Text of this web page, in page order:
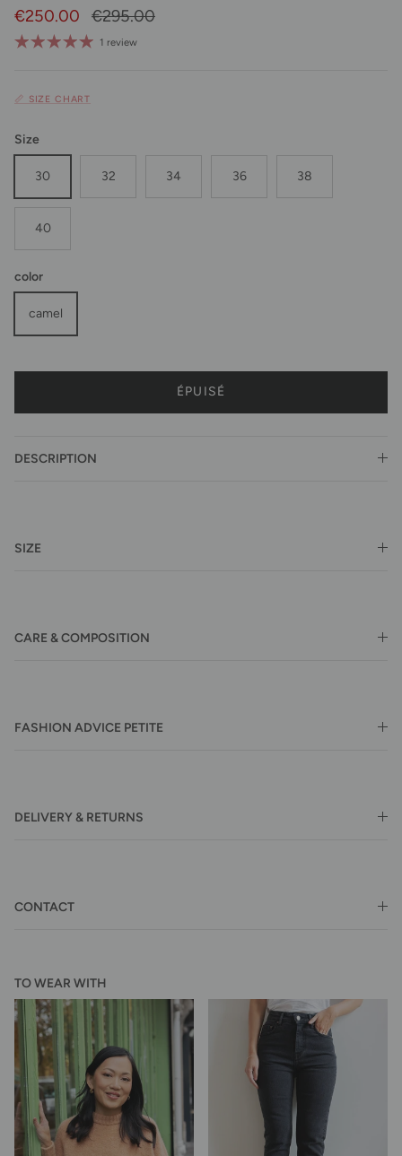
Sale Price
€250.00 Regular price
€295.00
1 review
📏 SIZE CHART
Size
30 32 34 36 38
40
color
camel
ÉPUISÉ
DESCRIPTION
SIZE
CARE & COMPOSITION
FASHION ADVICE PETITE
DELIVERY & RETURNS
CONTACT
TO WEAR WITH